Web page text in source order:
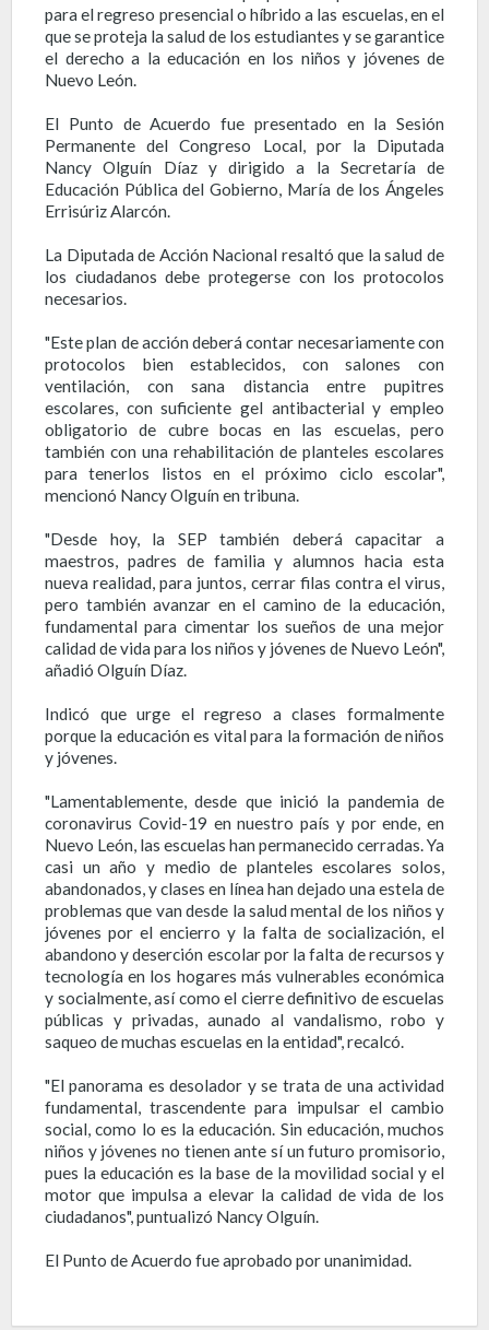
para el regreso presencial o híbrido a las escuelas, en el
que se proteja la salud de los estudiantes y se garantice
el derecho a la educación en los niños y jóvenes de
Nuevo León.
El Punto de Acuerdo fue presentado en la Sesión
Permanente del Congreso Local, por la Diputada
Nancy Olguín Díaz y dirigido a la Secretaría de
Educación Pública del Gobierno, María de los Ángeles
Errisúriz Alarcón.
La Diputada de Acción Nacional resaltó que la salud de
los ciudadanos debe protegerse con los protocolos
necesarios.
"Este plan de acción deberá contar necesariamente con
protocolos bien establecidos, con salones con
ventilación, con sana distancia entre pupitres
escolares, con suficiente gel antibacterial y empleo
obligatorio de cubre bocas en las escuelas, pero
también con una rehabilitación de planteles escolares
para tenerlos listos en el próximo ciclo escolar",
mencionó Nancy Olguín en tribuna.
"Desde hoy, la SEP también deberá capacitar a
maestros, padres de familia y alumnos hacia esta
nueva realidad, para juntos, cerrar filas contra el virus,
pero también avanzar en el camino de la educación,
fundamental para cimentar los sueños de una mejor
calidad de vida para los niños y jóvenes de Nuevo León",
añadió Olguín Díaz.
Indicó que urge el regreso a clases formalmente
porque la educación es vital para la formación de niños
y jóvenes.
"Lamentablemente, desde que inició la pandemia de
coronavirus Covid-19 en nuestro país y por ende, en
Nuevo León, las escuelas han permanecido cerradas. Ya
casi un año y medio de planteles escolares solos,
abandonados, y clases en línea han dejado una estela de
problemas que van desde la salud mental de los niños y
jóvenes por el encierro y la falta de socialización, el
abandono y deserción escolar por la falta de recursos y
tecnología en los hogares más vulnerables económica
y socialmente, así como el cierre definitivo de escuelas
públicas y privadas, aunado al vandalismo, robo y
saqueo de muchas escuelas en la entidad", recalcó.
"El panorama es desolador y se trata de una actividad
fundamental, trascendente para impulsar el cambio
social, como lo es la educación. Sin educación, muchos
niños y jóvenes no tienen ante sí un futuro promisorio,
pues la educación es la base de la movilidad social y el
motor que impulsa a elevar la calidad de vida de los
ciudadanos", puntualizó Nancy Olguín.
El Punto de Acuerdo fue aprobado por unanimidad.